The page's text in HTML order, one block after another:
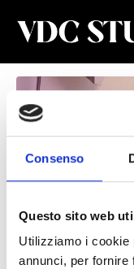
Consenso
Questo sito web
Utilizziamo i cookie
annunci, per fornire